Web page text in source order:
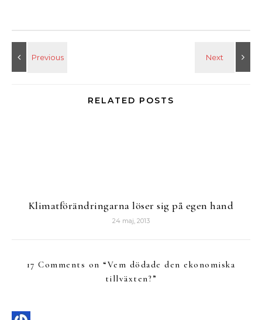
RELATED POSTS
Klimatförändringarna löser sig på egen hand
24 maj, 2013
17 Comments on “Vem dödade den ekonomiska
tillväxten?”